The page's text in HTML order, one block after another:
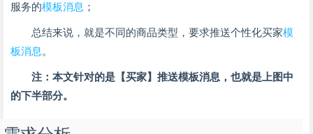
服务的模板消息 ；
总结来说，就是不同的商品类型，要求推送个性化买家模
板消息 。
注：本文针对的是【买家】推送模板消息，也就是上图中
的下半部分。